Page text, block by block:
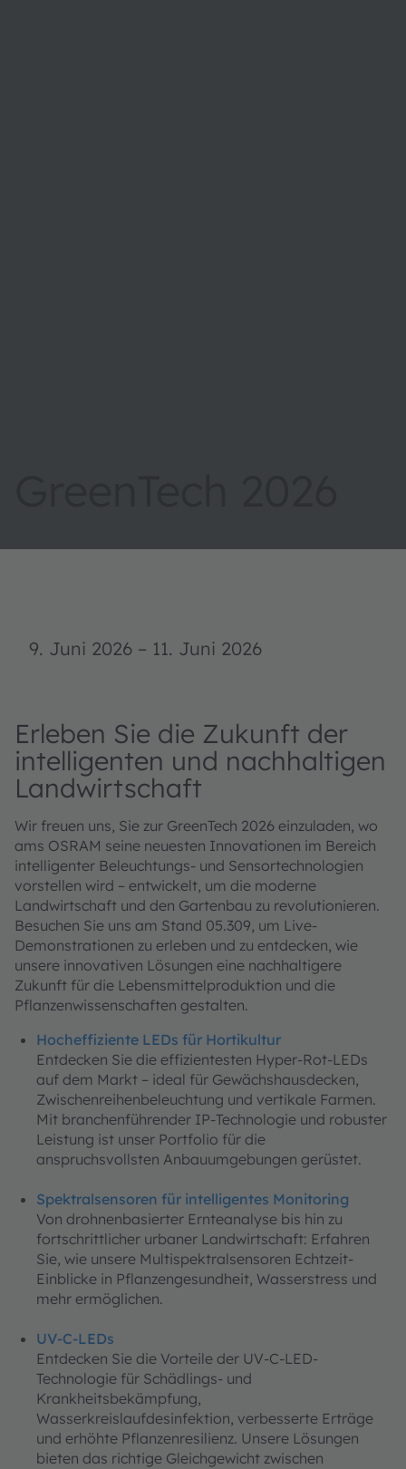
9. Juni 2026 – 11. Juni 2026
Erleben Sie die Zukunft der
intelligenten und nachhaltigen
Landwirtschaft
Wir freuen uns, Sie zur GreenTech 2026 einzuladen, wo
ams OSRAM seine neuesten Innovationen im Bereich
intelligenter Beleuchtungs- und Sensortechnologien
vorstellen wird – entwickelt, um die moderne
Landwirtschaft und den Gartenbau zu revolutionieren.
Besuchen Sie uns am Stand 05.309, um Live-
Demonstrationen zu erleben und zu entdecken, wie
unsere innovativen Lösungen eine nachhaltigere
Zukunft für die Lebensmittelproduktion und die
Pflanzenwissenschaften gestalten.
Hocheffiziente LEDs für Hortikultur
Entdecken Sie die effizientesten Hyper-Rot-LEDs
auf dem Markt – ideal für Gewächshausdecken,
Zwischenreihenbeleuchtung und vertikale Farmen.
Mit branchenführender IP-Technologie und robuster
Leistung ist unser Portfolio für die
anspruchsvollsten Anbauumgebungen gerüstet.
Spektralsensoren für intelligentes Monitoring
Von drohnenbasierter Ernteanalyse bis hin zu
fortschrittlicher urbaner Landwirtschaft: Erfahren
Sie, wie unsere Multispektralsensoren Echtzeit-
Einblicke in Pflanzengesundheit, Wasserstress und
mehr ermöglichen.
UV-C-LEDs
Entdecken Sie die Vorteile der UV-C-LED-
Technologie für Schädlings- und
Krankheitsbekämpfung,
Wasserkreislaufdesinfektion, verbesserte Erträge
und erhöhte Pflanzenresilienz. Unsere Lösungen
bieten das richtige Gleichgewicht zwischen